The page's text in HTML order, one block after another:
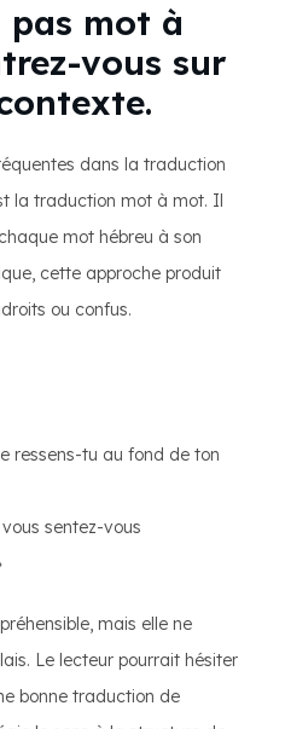
pas mot à
vous sur
dans la traduction
la traduction mot à mot. Il
mot hébreu à son
cette approche produit
ou confus.
ressens-tu au fond de ton
sentez-vous
mais elle ne
Le lecteur pourrait hésiter
bonne traduction de